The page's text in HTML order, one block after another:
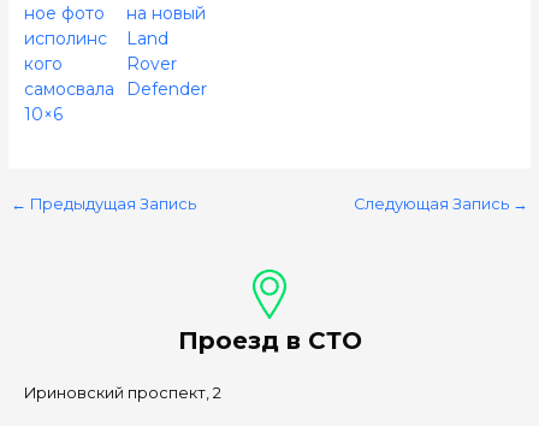
ное фото
исполинс
кого
самосвала
10×6
на новый
Land
Rover
Defender
← Предыдущая Запись Следующая Запись →
Проезд в СТО
Ириновский проспект, 2